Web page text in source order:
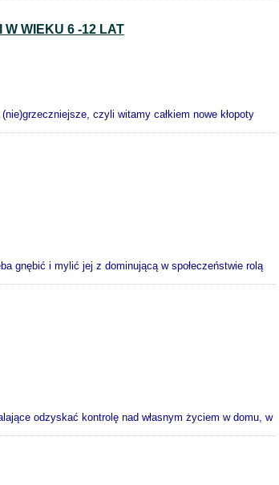
W WIEKU 6 -12 LAT
czyli witamy całkiem nowe kłopoty
gnębić i mylić jej z dominującą w społeczeństwie rolą
odzyskać kontrolę nad własnym życiem w domu, w